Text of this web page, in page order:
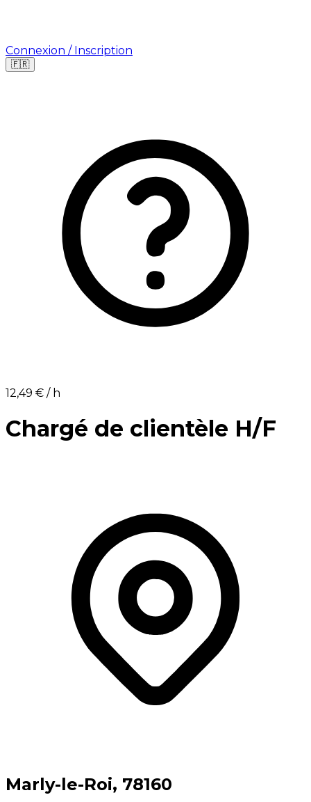
Connexion / Inscription
🇫🇷
12,49 €⁩ / h
Chargé de clientèle H/F
⁨Marly-le-Roi⁩, ⁨78160⁩